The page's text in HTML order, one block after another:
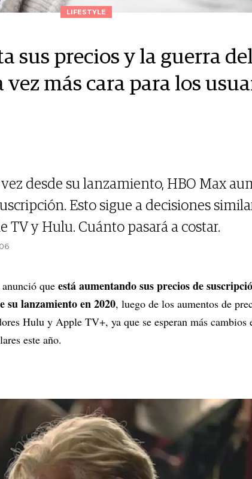
LIFESTYLE
sus precios y la guerra del
vez más cara para los
desde su lanzamiento, HBO Max
Esto sigue a decisiones
TV y Hulu. Cuánto pasará a costar.
que está aumentando sus precios de
su lanzamiento en 2020, luego de los aumentos de
Hulu y Apple TV+, ya que se esperan más cambios
este año.